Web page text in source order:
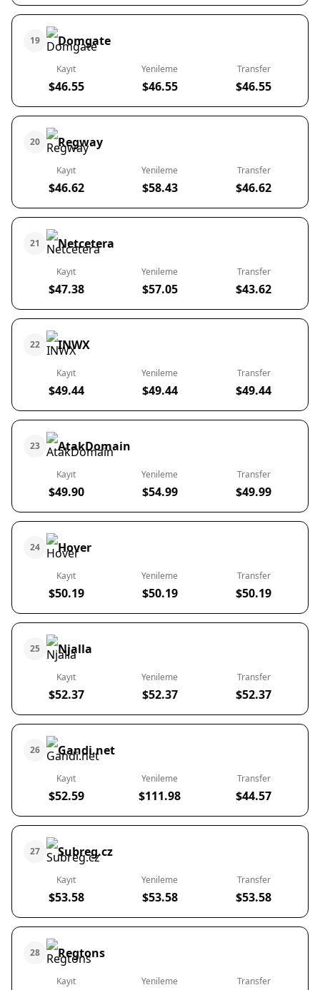
19 Domgate
Kayıt
$46.55
Yenileme
$46.55
Transfer
$46.55
20 Regway
Kayıt
$46.62
Yenileme
$58.43
Transfer
$46.62
21 Netcetera
Kayıt
$47.38
Yenileme
$57.05
Transfer
$43.62
22 INWX
Kayıt
$49.44
Yenileme
$49.44
Transfer
$49.44
23 AtakDomain
Kayıt
$49.90
Yenileme
$54.99
Transfer
$49.99
24 Hover
Kayıt
$50.19
Yenileme
$50.19
Transfer
$50.19
25 Njalla
Kayıt
$52.37
Yenileme
$52.37
Transfer
$52.37
26 Gandi.net
Kayıt
$52.59
Yenileme
$111.98
Transfer
$44.57
27 Subreg.cz
Kayıt
$53.58
Yenileme
$53.58
Transfer
$53.58
28 Regtons
Kayıt Yenileme Transfer